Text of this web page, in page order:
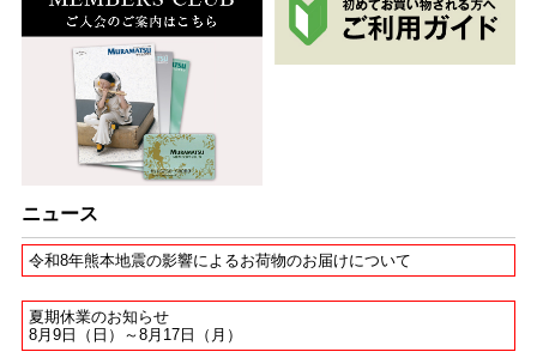
ニュース
令和8年熊本地震の影響によるお荷物のお届けについて
夏期休業のお知らせ
8月9日（日）～8月17日（月）